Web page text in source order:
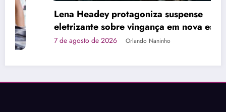
Lena Headey protagoniza suspense
eletrizante sobre vingança em nova estreia
do Adrenalina Pura+
7 de agosto de 2026 Orlando Naninho